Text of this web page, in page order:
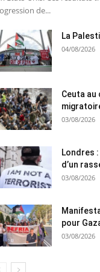
de...
La
04/08/2026
Ceuta
03/08/2026
Londres
d’un
03/08/2026
pour
03/08/2026